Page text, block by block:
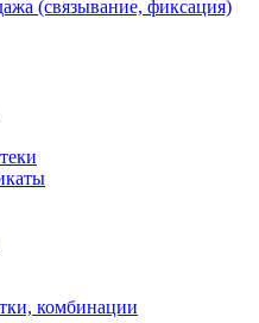
(связывание, фиксация)
комбинации